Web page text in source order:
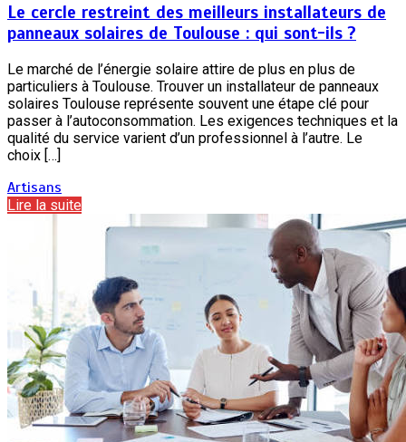
Le cercle restreint des meilleurs installateurs de
panneaux solaires de Toulouse : qui sont-ils ?
Le marché de l’énergie solaire attire de plus en plus de
particuliers à Toulouse. Trouver un installateur de panneaux
solaires Toulouse représente souvent une étape clé pour
passer à l’autoconsommation. Les exigences techniques et la
qualité du service varient d’un professionnel à l’autre. Le
choix […]
Artisans
Lire la suite